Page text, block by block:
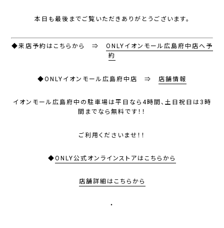
本日も最後までご覧いただきありがとうございます。
◆来店予約はこちらから ⇒
ONLYイオンモール広島府中店へ予
約
◆ONLYイオンモール広島府中店 ⇒ 店舗情報
イオンモール広島府中の駐車場は平日なら4時間、土日祝日は3時
間までなら無料です！！
ご利用くださいませ！！
◆ONLY公式オンラインストアはこちらから
店舗詳細はこちらから
・